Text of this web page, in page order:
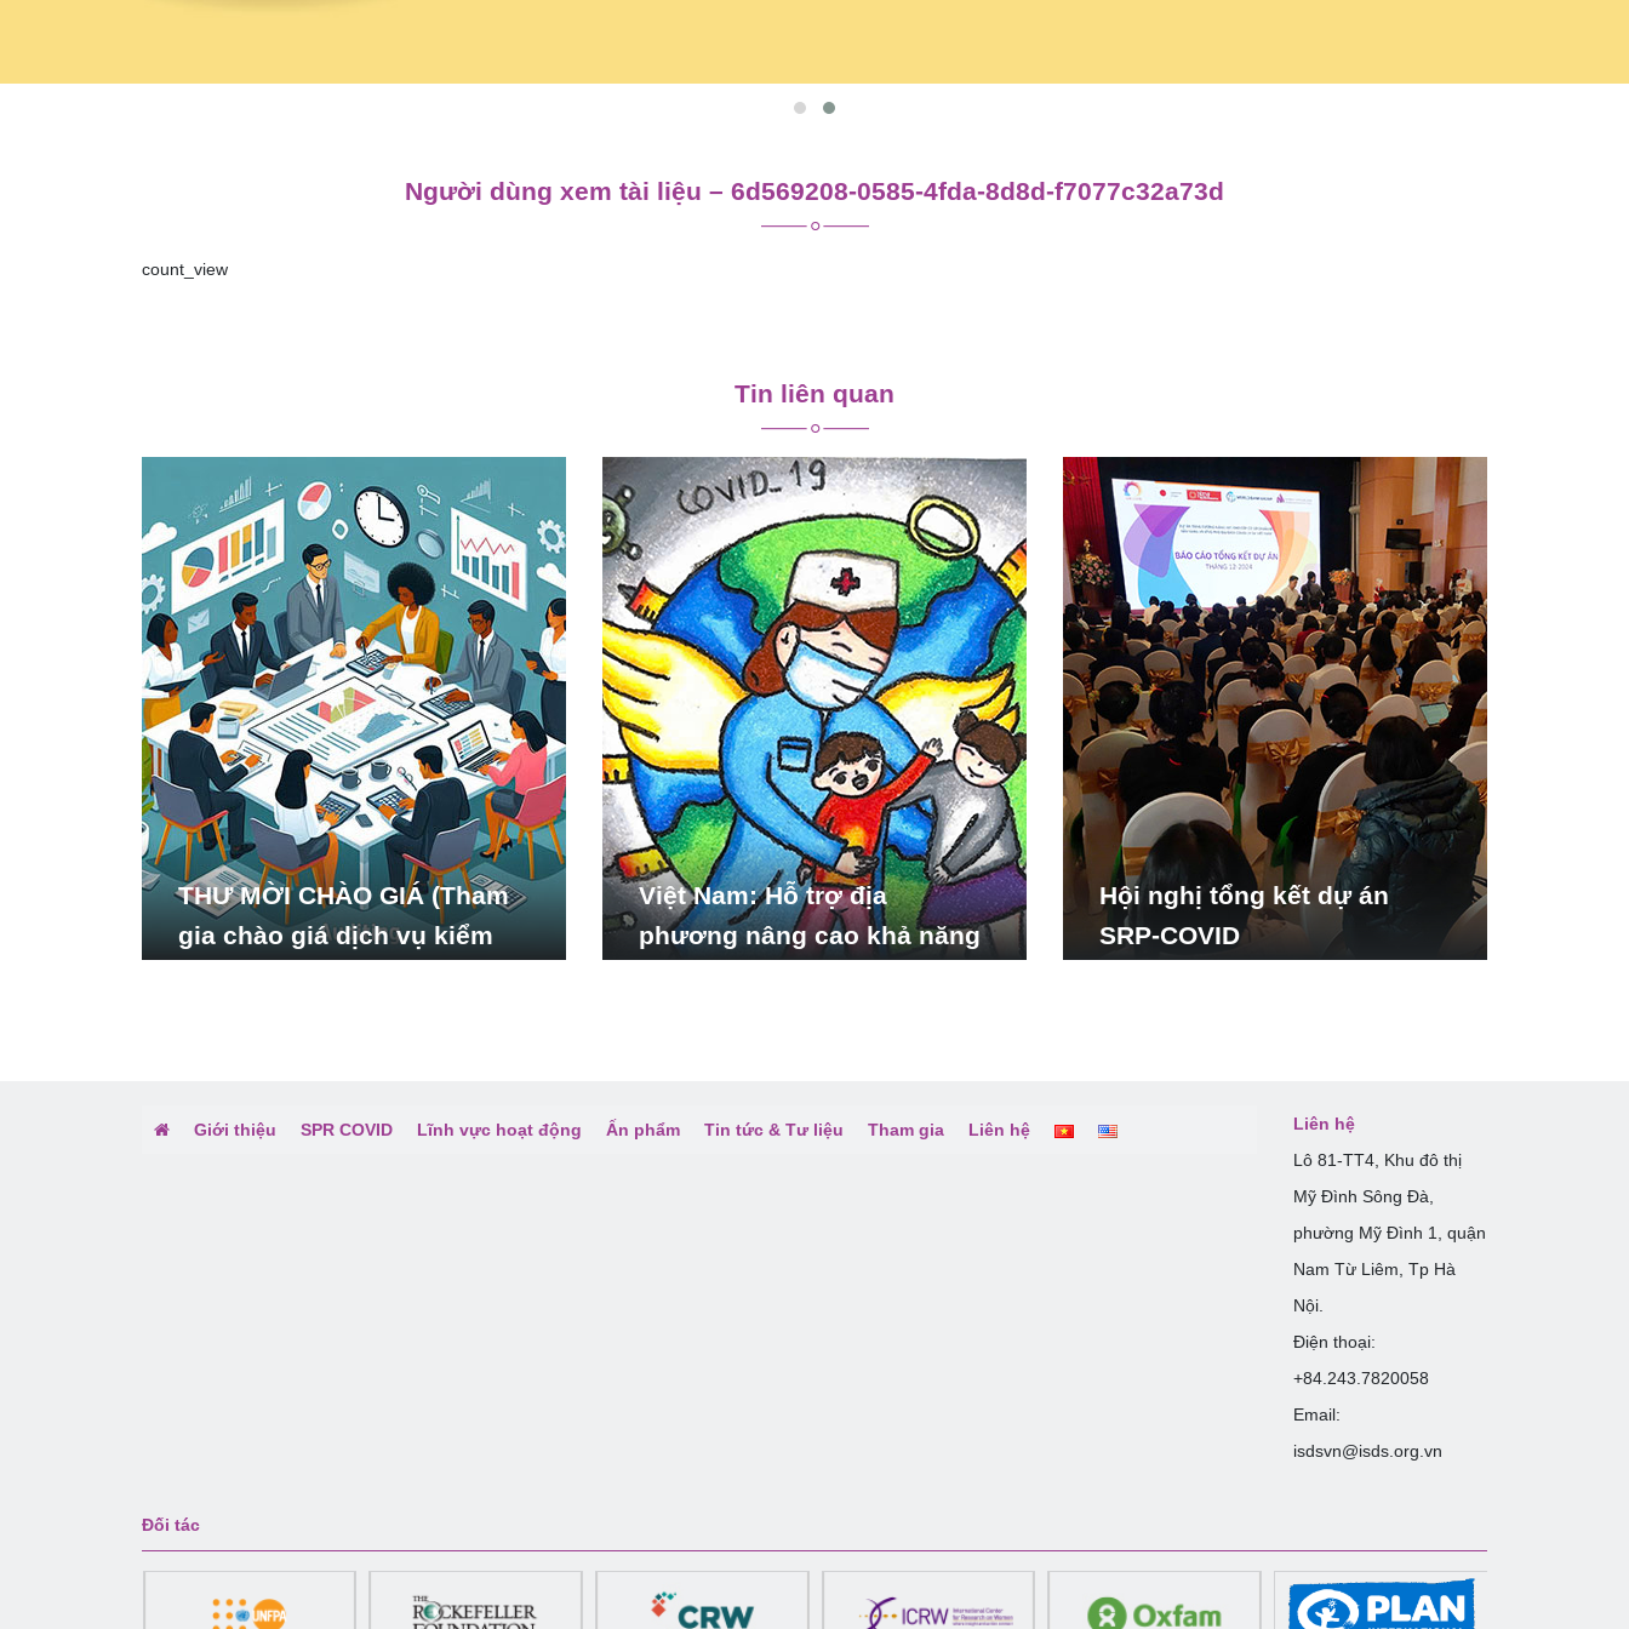
Người dùng xem tài liệu – 6d569208-0585-4fda-8d8d-f7077c32a73d
count_view
viết
Tin liên quan
THƯ MỜI CHÀO GIÁ (Tham
gia chào giá dịch vụ kiểm
Việt Nam: Hỗ trợ địa
phương nâng cao khả năng
Hội nghị tổng kết dự án
SRP-COVID
Giới thiệu SPR COVID Lĩnh vực hoạt động Ấn phẩm Tin tức & Tư liệu Tham gia Liên hệ
Liên hệ
Lô 81-TT4, Khu đô thị
Mỹ Đình Sông Đà,
phường Mỹ Đình 1, quận
Nam Từ Liêm, Tp Hà
Nội.
Điện thoại:
+84.243.7820058
Email:
isdsvn@isds.org.vn
Đối tác